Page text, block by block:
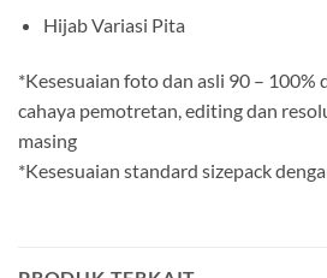
Hijab Variasi Pita
*Kesesuaian foto dan asli 90 –
cahaya pemotretan, editing dan
masing
*Kesesuaian standard sizepack